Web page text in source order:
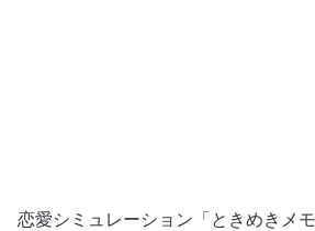
恋愛シミュレーション「ときめきメ